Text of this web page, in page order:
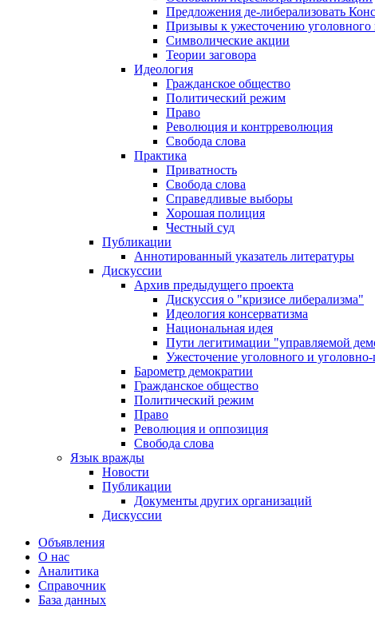
Предложения де-либерализовать
Призывы к ужесточению уголовного
Символические акции
Теории заговора
Идеология
Гражданское общество
Политический режим
Право
Революция и контрреволюция
Свобода слова
Практика
Приватность
Свобода слова
Справедливые выборы
Хорошая полиция
Честный суд
Публикации
Аннотированный указатель литературы
Дискуссии
Архив предыдущего проекта
Дискуссия о "кризисе либерализма"
Идеология консерватизма
Национальная идея
Пути легитимации "управляемой
Ужесточение уголовного и уголовно-
Барометр демократии
Гражданское общество
Политический режим
Право
Революция и оппозиция
Свобода слова
Язык вражды
Новости
Публикации
Документы других организаций
Дискуссии
Объявления
О нас
Аналитика
Справочник
База данных